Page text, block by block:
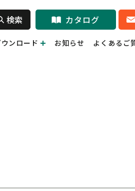
検索 カタログ
ンロード お知らせ よくあるご